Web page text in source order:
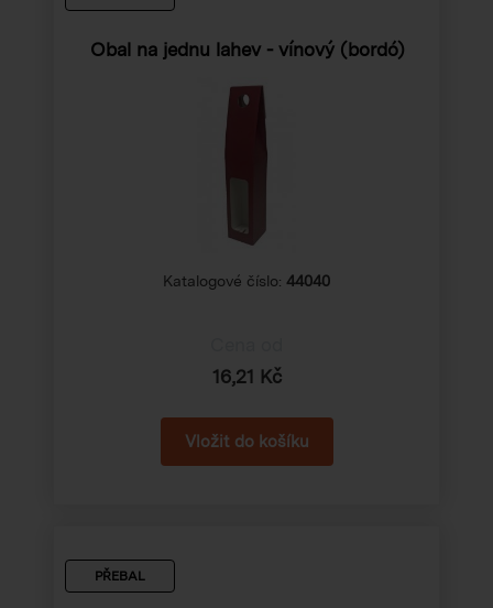
Obal na jednu lahev - vínový (bordó)
Katalogové číslo: 44040
16,21 Kč
PŘEBAL